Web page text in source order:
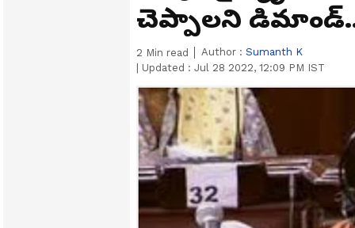
చెప్పాలని
2 Min read Author : Sumanth K
Updated : Jul 28 2022, 12:09 PM IST